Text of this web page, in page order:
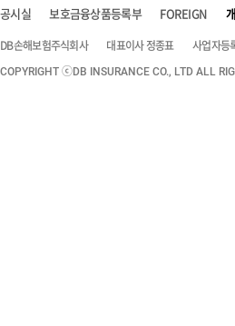
공시실 보호금융상품등록부 FOREIGN
DB손해보험주식회사 대표이사 정종표 사업자등
COPYRIGHT ⓒDB INSURANCE CO., LTD ALL